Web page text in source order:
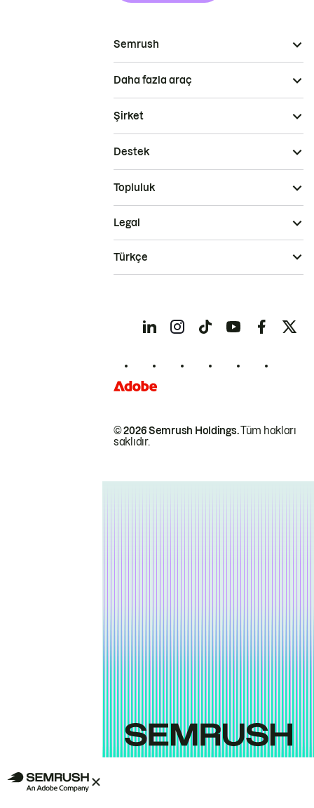
Semrush
Daha fazla araç
Şirket
Destek
Topluluk
© 2026 Semrush Holdings.Tüm hakları
saklıdır.
Legal
Türkçe